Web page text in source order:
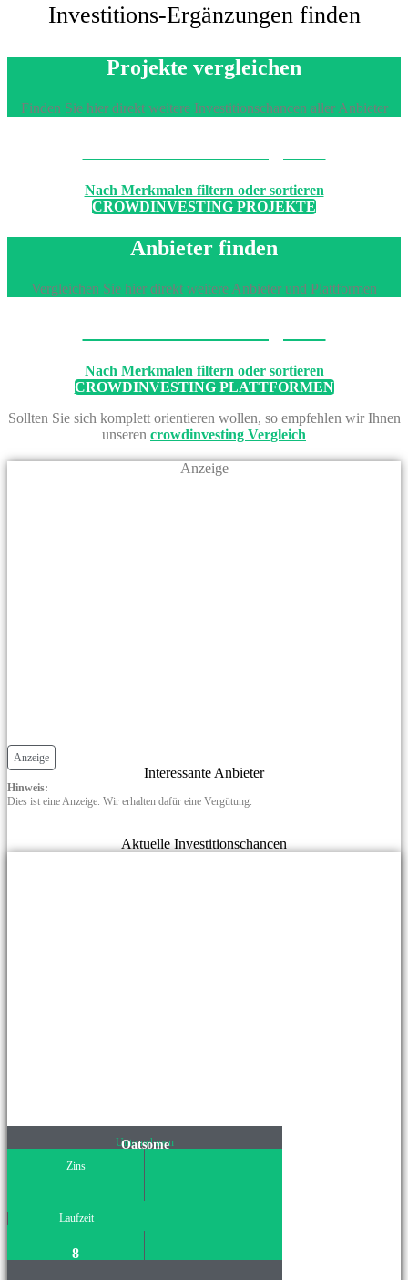
Investitions-Ergänzungen finden
Projekte vergleichen
Finden Sie hier direkt weitere Investitionschancen aller Anbieter
Nach Merkmalen filtern oder sortieren
CROWDINVESTING PROJEKTE
Anbieter finden
Vergleichen Sie hier direkt weitere Anbieter und Plattformen
Nach Merkmalen filtern oder sortieren
CROWDINVESTING PLATTFORMEN
Sollten Sie sich komplett orientieren wollen, so empfehlen wir Ihnen
unseren crowdinvesting Vergleich
Anzeige
Anzeige
Interessante Anbieter
Hinweis:
Dies ist eine Anzeige. Wir erhalten dafür eine Vergütung.
Aktuelle Investitionschancen
Unternehmen
Oatsome
Zins
Laufzeit
8